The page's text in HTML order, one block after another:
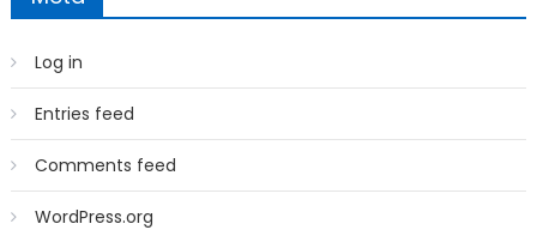
Log in
Entries feed
Comments feed
WordPress.org